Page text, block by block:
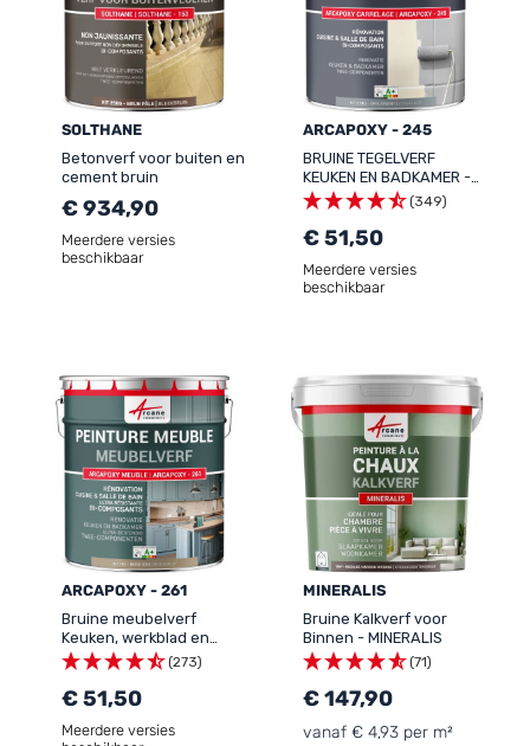
SOLTHANE
Betonverf voor buiten en
cement bruin
€ 934,90
Meerdere versies
beschikbaar
ARCAPOXY - 245
BRUINE TEGELVERF
KEUKEN EN BADKAMER -
ARCAPOXY - 245(349)
€ 51,50
Meerdere versies
beschikbaar
ARCAPOXY - 261
Bruine meubelverf
Keuken, werkblad en
Badkamer - ARCAPOXY -
261
(273)
€ 51,50
Meerdere versies
MINERALIS
Bruine Kalkverf voor
Binnen - MINERALIS
(71)
€ 147,90
vanaf € 4,93 per m²